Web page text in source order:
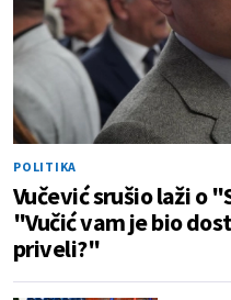
POLITIKA
Vučević srušio laži o
"Vučić vam je bio
priveli?"